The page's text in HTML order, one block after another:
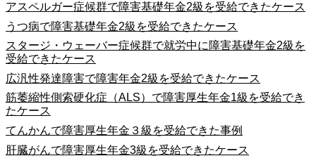
アスペルガー症候群で障害基礎年金2級を受給できたケース
うつ病で障害基礎年金2級を受給できたケース
スタージ・ウェーバー症候群で就労中に障害基礎年金2級を
受給できたケース
広汎性発達障害で障害年金2級を受給できたケース
筋萎縮性側索硬化症（ALS）で障害厚生年金1級を受給でき
たケース
てんかんで障害厚生年金３級を受給できた事例
肝臓がんで障害厚生年金3級を受給できたケース